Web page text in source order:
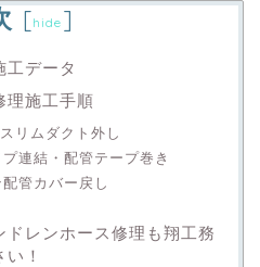
[hide ]
データ
理施工手順
リムダクト外し
連結・配管テープ巻き
管カバー戻し
ドレンホース修理も翔工務
！